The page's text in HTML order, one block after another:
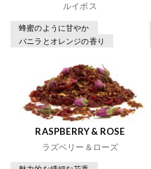
ルイボス
蜂蜜のように甘やか
バニラとオレンジの香り
RASPBERRY & ROSE
ラズベリー＆ローズ